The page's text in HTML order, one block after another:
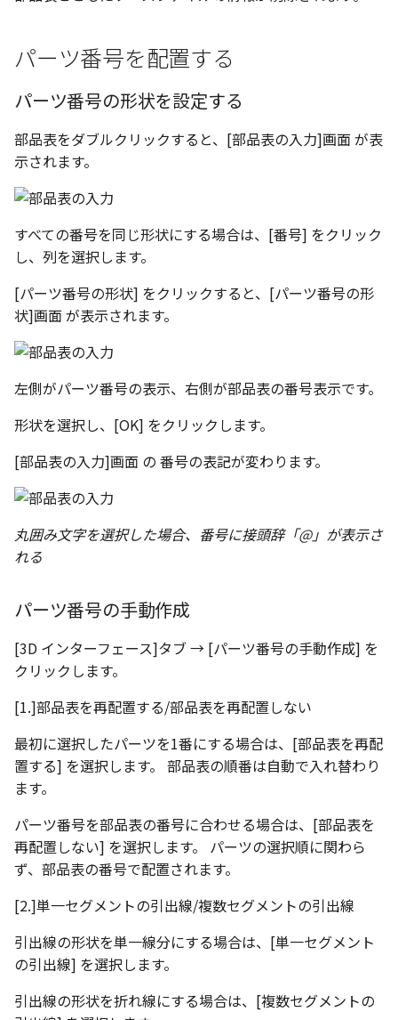
パーツ番号を配置する
パーツ番号の形状を設定する
部品表をダブルクリックすると、[部品表の入力]画面 が表
示されます。
すべての番号を同じ形状にする場合は、[番号] をクリック
し、列を選択します。
[パーツ番号の形状] をクリックすると、[パーツ番号の形
状]画面 が表示されます。
左側がパーツ番号の表示、右側が部品表の番号表示です。
形状を選択し、[OK] をクリックします。
[部品表の入力]画面 の 番号の表記が変わります。
丸囲み文字を選択した場合、番号に接頭辞「@」が表示さ
れる
パーツ番号の手動作成
[3D インターフェース]タブ → [パーツ番号の手動作成] を
クリックします。
[1.]部品表を再配置する/部品表を再配置しない
最初に選択したパーツを1番にする場合は、[部品表を再配
置する] を選択します。 部品表の順番は自動で入れ替わり
ます。
パーツ番号を部品表の番号に合わせる場合は、[部品表を
再配置しない] を選択します。 パーツの選択順に関わら
ず、部品表の番号で配置されます。
[2.]単一セグメントの引出線/複数セグメントの引出線
引出線の形状を単一線分にする場合は、[単一セグメント
の引出線] を選択します。
引出線の形状を折れ線にする場合は、[複数セグメントの